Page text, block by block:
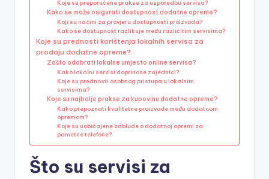
Koje su preporučene prakse za usporedbu servisa?
Kako se može osigurati dostupnost dodatne opreme?
Koji su načini za provjeru dostupnosti proizvoda?
Kako se dostupnost razlikuje među različitim servisima?
Koje su prednosti korištenja lokalnih servisa za
prodaju dodatne opreme?
Zašto odabrati lokalne umjesto online servisa?
Kako lokalni servisi doprinose zajednici?
Koje su prednosti osobnog pristupa u lokalnim
servisima?
Koje su najbolje prakse za kupovinu dodatne opreme?
Kako prepoznati kvalitetne proizvode među dodatnom
opremom?
Koje su uobičajene zablude o dodatnoj opremi za
pametne telefone?
Što su servisi za